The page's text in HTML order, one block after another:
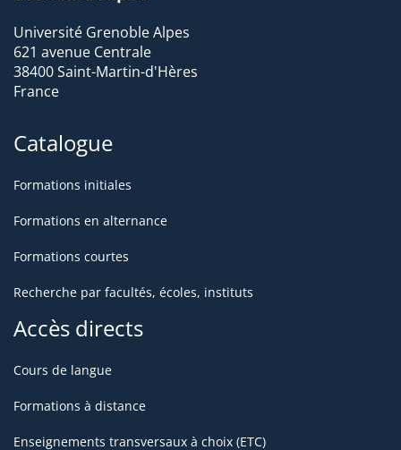
Université Grenoble Alpes
621 avenue Centrale
38400 Saint-Martin-d'Hères
France
Catalogue
Formations initiales
Formations en alternance
Formations courtes
Recherche par facultés, écoles, instituts
Accès directs
Cours de langue
Formations à distance
Enseignements transversaux à choix (ETC)